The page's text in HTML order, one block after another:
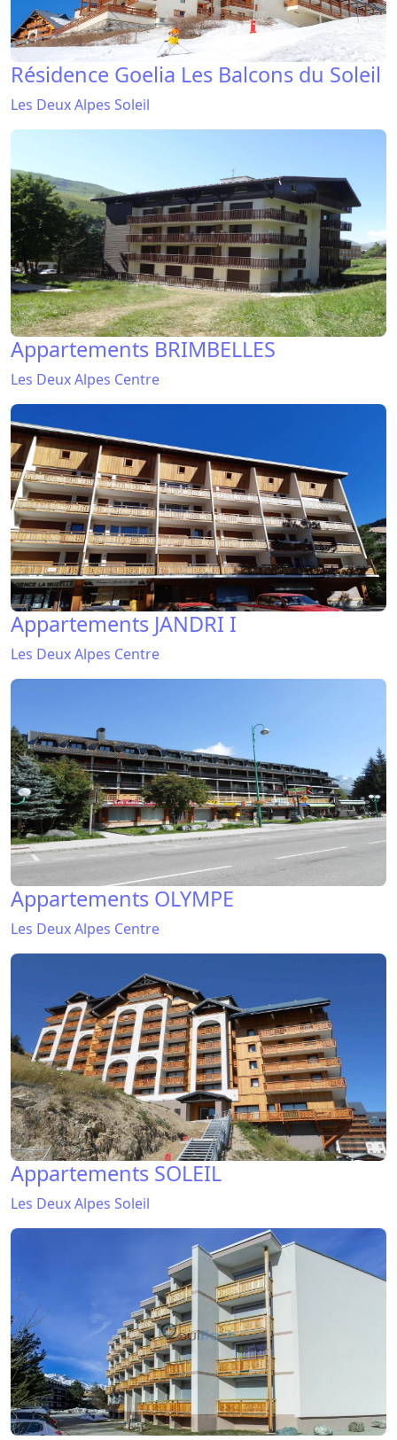
Résidence Goelia Les Balcons du Soleil
Les Deux Alpes Soleil
Appartements BRIMBELLES
Les Deux Alpes Centre
Appartements JANDRI I
Les Deux Alpes Centre
Appartements OLYMPE
Les Deux Alpes Centre
Appartements SOLEIL
Les Deux Alpes Soleil